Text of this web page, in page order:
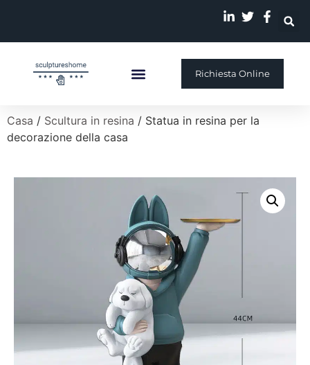
Richiesta Online
Casa / Scultura in resina / Statua in resina per la
decorazione della casa